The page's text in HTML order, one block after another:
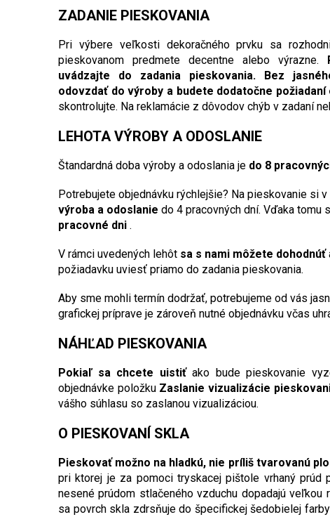
ZADANIE PIESKOVANIA
Pri výbere veľkosti dekoračného prvku sa
pieskovanom predmete decentne alebo výrazne.
uvádzajte do zadania pieskovania.
Bez
odovzdať do výroby a budete dodatočne požiadaní
skontrolujte. Na reklamácie z dôvodov chýb v zadaní
LEHOTA VÝROBY A ODOSLANIE
Štandardná doba výroby a odoslania je do 8
Potrebujete objednávku rýchlejšie? Na pieskovanie si
výroba a odoslanie do 4 pracovných dní. Vďaka tomu
pracovné dni .
V rámci uvedených lehôt sa s nami môžete dohodnúť
požiadavku uviesť priamo do zadania pieskovania.
Aby sme mohli termín dodržať, potrebujeme od vás
grafickej príprave je zároveň nutné objednávku včas
NÁHĽAD PIESKOVANIA
Pokiaľ sa chcete uistiťako bude pieskovanie
objednávke položku Zaslanie vizualizácie
vášho súhlasu so zaslanou vizualizáciou.
O PIESKOVANÍ SKLA
Pieskovať možno na hladkú, nie príliš tvarovanú
pri ktorej je za pomoci tryskacej pištole vrhaný prúd
nesené prúdom stlačeného vzduchu dopadajú
sa povrch skla zdrsňuje do špecifickej šedobielej